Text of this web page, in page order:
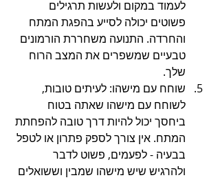
לעמוד במקום ולעשות תרגילים
פשוטים יכולה לסייע בהפגת המתח
והחרדה. התנועה משחררת הורמונים
טבעיים שמשפרים את המצב הרוח
שלך.
שוחח עם מישהו: לעיתים טובות,
לשוחח עם מישהו שאתה בטוח
ביחסך יכול להיות דרך טובה להפחתת
המתח. אין צורך לספק פתרון או לטפל
בבעיה - לפעמים, פשוט לדבר
ולהרגיש שיש מישהו שמבין וששואלים